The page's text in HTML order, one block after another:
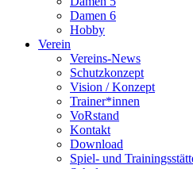
Damen 6
Hobby
Verein
Vereins-News
Schutzkonzept
Vision / Konzept
Trainer*innen
VoRstand
Kontakt
Download
Spiel- und